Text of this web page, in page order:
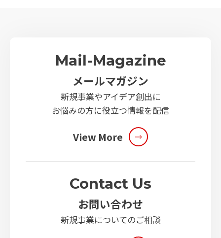
Mail-Magazine
メールマガジン
新規事業やアイデア創出に
お悩みの方に役立つ情報を配信
View More
Contact Us
お問い合わせ
新規事業についてのご相談